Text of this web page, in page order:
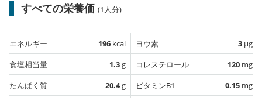
すべての栄養価 (1人分)
エネルギー 196 kcal
食塩相当量
1.3g
たんぱく質
20.4g
ヨウ素 3 µg
コレステロール
120 mg
ビタミンB1
0.15 mg